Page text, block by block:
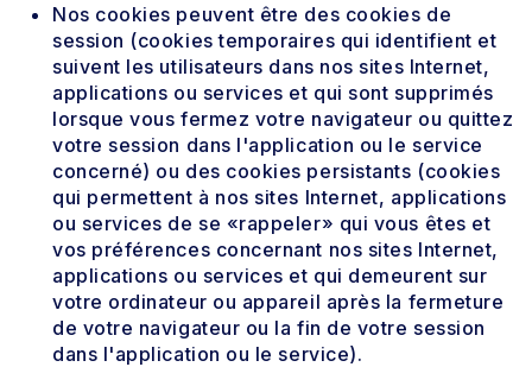
Nos cookies peuvent être des cookies de
session (cookies temporaires qui identifient et
suivent les utilisateurs dans nos sites Internet,
applications ou services et qui sont supprimés
lorsque vous fermez votre navigateur ou quittez
votre session dans l'application ou le service
concerné) ou des cookies persistants (cookies
qui permettent à nos sites Internet, applications
ou services de se «rappeler» qui vous êtes et
vos préférences concernant nos sites Internet,
applications ou services et qui demeurent sur
votre ordinateur ou appareil après la fermeture
de votre navigateur ou la fin de votre session
dans l'application ou le service).